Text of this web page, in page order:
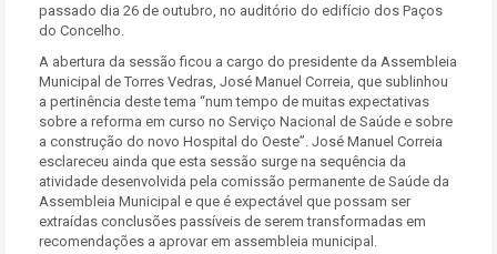
passado dia 26 de outubro, no auditório do edifício dos Paços
do Concelho.
A abertura da sessão ficou a cargo do presidente da Assembleia
Municipal de Torres Vedras, José Manuel Correia, que sublinhou
a pertinência deste tema “num tempo de muitas expectativas
sobre a reforma em curso no Serviço Nacional de Saúde e sobre
a construção do novo Hospital do Oeste”. José Manuel Correia
esclareceu ainda que esta sessão surge na sequência da
atividade desenvolvida pela comissão permanente de Saúde da
Assembleia Municipal e que é expectável que possam ser
extraídas conclusões passíveis de serem transformadas em
recomendações a aprovar em assembleia municipal.